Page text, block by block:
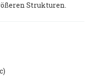
Strukturen.